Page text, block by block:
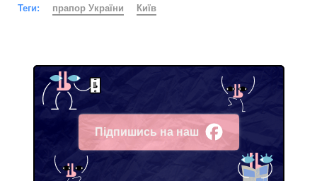
Теги: прапор України Київ
Підпишись на наш
Facebook